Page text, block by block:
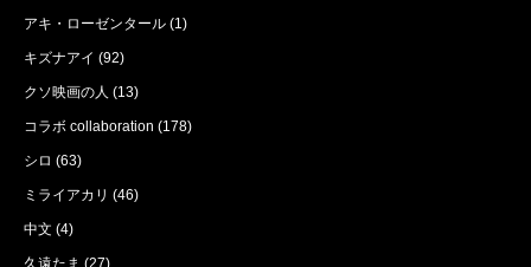
アキ・ローゼンタール (1)
キズナアイ (92)
クソ映画の人 (13)
コラボ collaboration (178)
シロ (63)
ミライアカリ (46)
中文 (4)